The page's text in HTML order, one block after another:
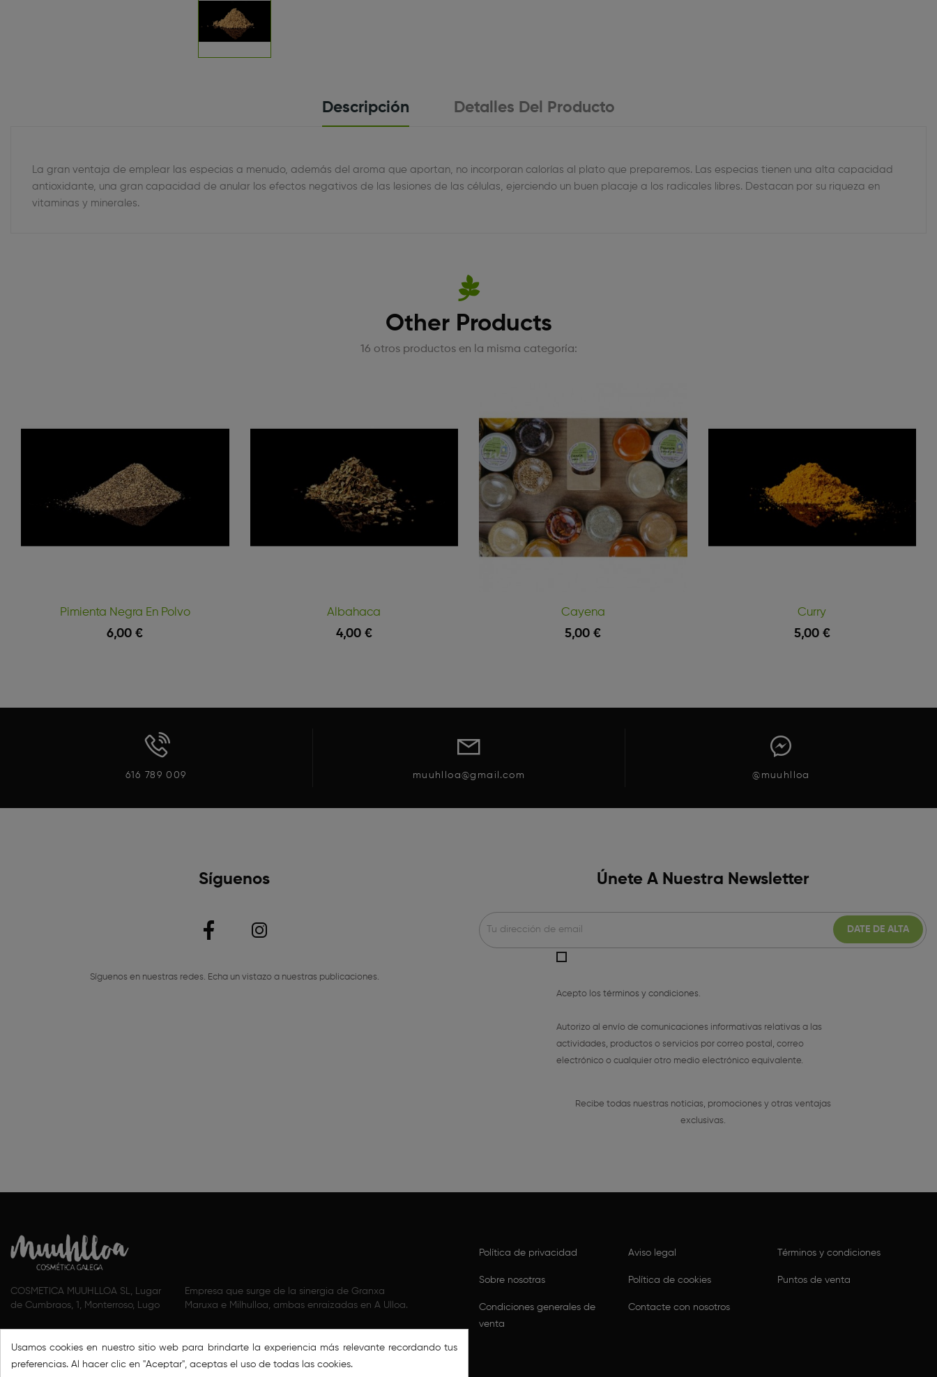
Descripción Detalles Del Producto
La gran ventaja de emplear las especias a menudo, además del aroma que aportan, no incorporan calorías al plato que preparemos. Las especias tienen una alta capacidad
antioxidante, una gran capacidad de anular los efectos negativos de las lesiones de las células, ejerciendo un buen placaje a los radicales libres. Destacan por su riqueza en
vitaminas y minerales.
Other Products
16 otros productos en la misma categoría:
Pimienta Negra En Polvo
6,00 €
Albahaca
4,00 €
Cayena
5,00 €
Curry
5,00 €
616 789 009 muuhlloa@gmail.com @muuhlloa
Síguenos
Síguenos en nuestras redes. Echa un vistazo a nuestras publicaciones.
Únete A Nuestra Newsletter
Acepto los términos y condiciones
Autorizo al envío de comunicaciones informativas relativas a las
actividades, productos o servicios por correo postal, correo
electrónico o cualquier otro medio electrónico equivalente.
Recibe todas nuestras noticias, promociones y otras ventajas
exclusivas.
COSMETICA MUUHLLOA SL, Lugar
de Cumbraos, 1, Monterroso, Lugo
Empresa que surge de la sinergia de Granxa
Maruxa e Milhulloa, ambas enraizadas en A Ulloa.
Política de privacidad Aviso legal Términos y condiciones
Sobre nosotras Política de cookies Puntos de venta
Condiciones generales de
venta
Contacte con nosotros
Usamos cookies en nuestro sitio web para brindarte la experiencia más relevante recordando tus
preferencias. Al hacer clic en "Aceptar", aceptas el uso de todas las cookies.